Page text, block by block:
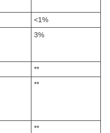
<1%
3%
**
**
**